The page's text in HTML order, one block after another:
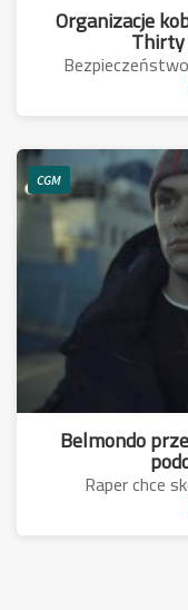
Organizacje
Thirty
CGM
Belmondo
Raper chce